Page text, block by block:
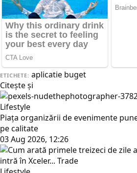
ETICHETE: aplicatie buget
Citește și
Lifestyle
Piața organizării de evenimente
pe calitate
03 Aug 2026, 12:26